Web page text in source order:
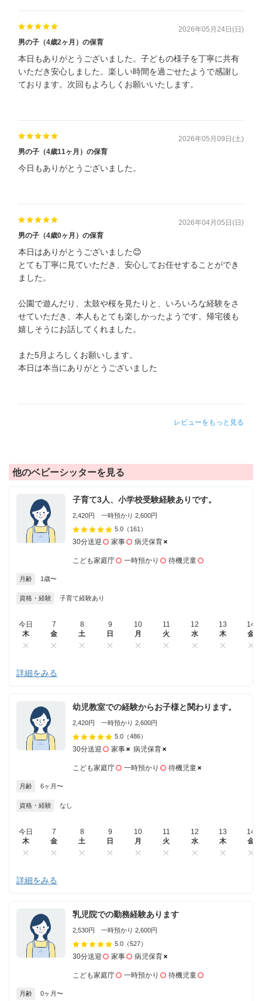
2026年05月24日(日)
男の子（4歳2ヶ月）の保育
本日もありがとうございました。子どもの様子を丁寧に共有
いただき安心しました。楽しい時間を過ごせたようで感謝し
ております。次回もよろしくお願いいたします。
2026年05月09日(土)
男の子（4歳11ヶ月）の保育
今日もありがとうございました。
2026年04月05日(日)
男の子（4歳0ヶ月）の保育
本日はありがとうございました😊
とても丁寧に見ていただき、安心してお任せすることができ
ました。
公園で遊んだり、太鼓や桜を見たりと、いろいろな経験をさ
せていただき、本人もとても楽しかったようです。帰宅後も
嬉しそうにお話してくれました。
また5月よろしくお願いします。
本日は本当にありがとうございました
レビューをもっと見る
他のベビーシッターを見る
子育て3人、小学校受験経験ありです。
2,420円 一時預かり 2,600円
5.0 （161）
30分送迎 家事 病児保育
こども家庭庁 一時預かり 待機児童
月齢 1歳〜
資格・経験 子育て経験あり
今日
木
7
金
8
土
9
日
10
月
11
火
12
水
13
木
14
金
詳細をみる
幼児教室での経験からお子様と関わります。
2,420円 一時預かり 2,600円
5.0 （486）
30分送迎 家事 病児保育
こども家庭庁 一時預かり 待機児童
月齢 6ヶ月〜
資格・経験 なし
今日
木
7
金
8
土
9
日
10
月
11
火
12
水
13
木
14
金
詳細をみる
乳児院での勤務経験あります
2,530円 一時預かり 2,600円
5.0 （527）
30分送迎 家事 病児保育
こども家庭庁 一時預かり 待機児童
月齢 0ヶ月〜